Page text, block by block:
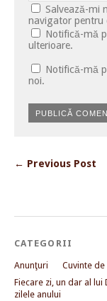
Salvează-mi
navigator pentru
Notifică-mă
ulterioare.
Notifică-mă
noi.
← Previous Post
CATEGORII
Anunţuri Cuvinte
Fiecare zi, un dar al
zilele anului